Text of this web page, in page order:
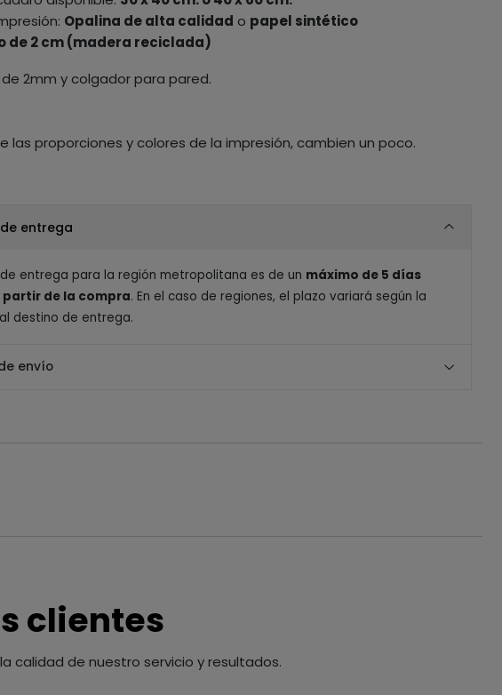
Opalina de alta calidad o papel sintético
de 2 cm (madera reciclada)
de 2mm y colgador para pared.
las proporciones y colores de la impresión, cambien un poco.
entrega
entrega para la región metropolitana es de un máximo de 5 días
partir de la compra. En el caso de regiones, el plazo variará según la
destino de entrega.
envío
clientes
calidad de nuestro servicio y resultados.